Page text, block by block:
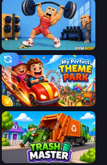
Gym Boss
My Perfect Theme Park
Trash Master